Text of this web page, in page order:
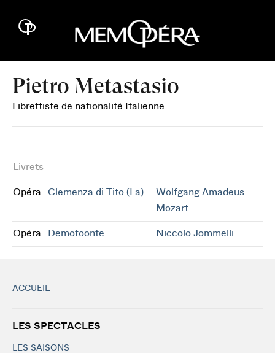
Pietro Metastasio
Librettiste de nationalité Italienne
Livrets
Opéra Clemenza di Tito (La)
Wolfgang Amadeus
Mozart
Opéra Demofoonte Niccolo Jommelli
ACCUEIL
LES SPECTACLES
LES SAISONS